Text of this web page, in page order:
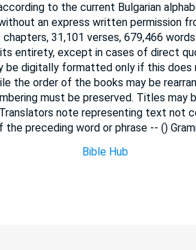
to the current Bulgarian
an express written permission
31,101 verses, 679,466
entirety, except in cases of direct
be digitally formatted only if this does
the order of the books may be
must be preserved. Titles
note representing text not
the preceding word or phrase -- ()
Bible Hub